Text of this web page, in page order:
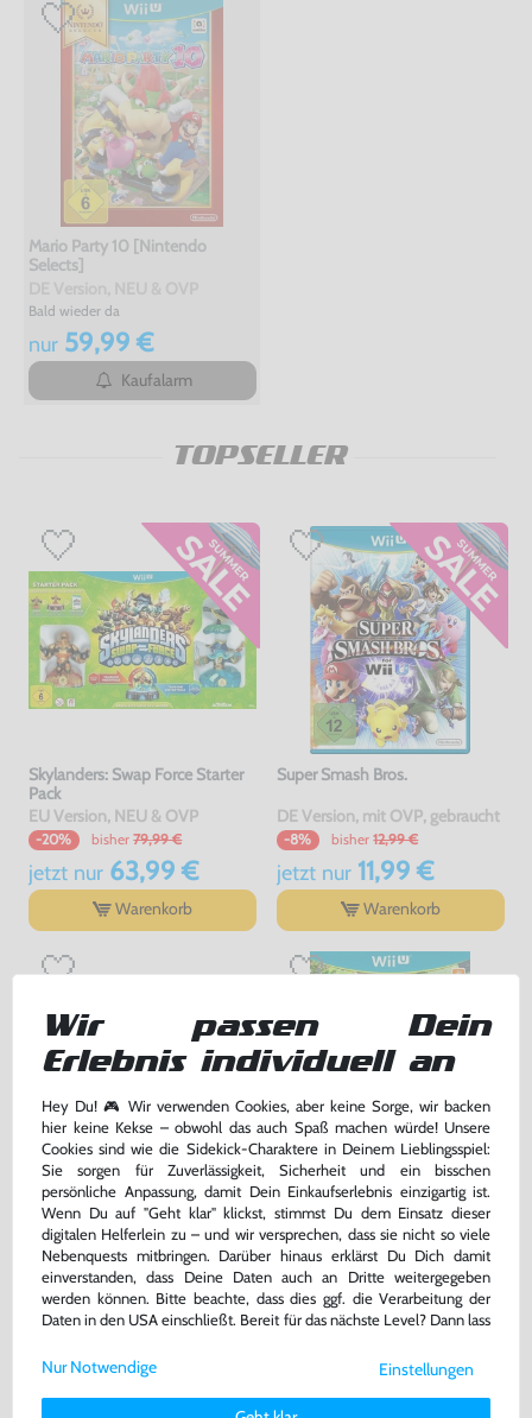
Mario Party 10 [Nintendo
Selects]
Bald wieder da
nur59,99 €
Kaufalarm
TOPSELLER
Skylanders: Swap Force Starter
Pack
EU Version, NEU & OVP
-20% bisher 79,99 €
jetzt nur63,99 €
Warenkorb
Super Smash Bros.
DE Version, mit OVP, gebraucht
-8% bisher 12,99 €
jetzt nur11,99 €
Warenkorb
Konsole 32 GB #schwarz +
Tablet + Zubehör
gebraucht
nur259,99 €
Warenkorb
Mario Kart 8
DE Version, mit OVP, gebraucht
nur24,99 €
Warenkorb
DAS HABEN ANDERE DAZU
Wir passen Dein
Erlebnis individuell an
Hey Du! 🎮 Wir verwenden Cookies, aber keine Sorge, wir backen
hier keine Kekse – obwohl das auch Spaß machen würde! Unsere
Cookies sind wie die Sidekick-Charaktere in Deinem Lieblingsspiel:
Sie sorgen für Zuverlässigkeit, Sicherheit und ein bisschen
persönliche Anpassung, damit Dein Einkaufserlebnis einzigartig ist.
Wenn Du auf "Geht klar" klickst, stimmst Du dem Einsatz dieser
digitalen Helferlein zu – und wir versprechen, dass sie nicht so viele
Nebenquests mitbringen. Darüber hinaus erklärst Du Dich damit
einverstanden, dass Deine Daten auch an Dritte weitergegeben
werden können. Bitte beachte, dass dies ggf. die Verarbeitung der
Daten in den USA einschließt. Bereit für das nächste Level? Dann lass
Weitere Informationen zu den von uns verwendeten Cookies und
Deinen Rechten als Nutzer findest Du in unsererDaten­schutz­
Einstellungen
Nur Notwendige